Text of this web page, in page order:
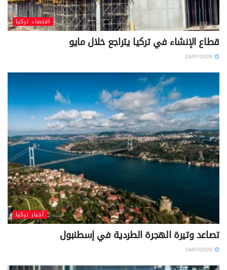
اقتصاد تركيا
قطاع الإنشاء في تركيا يتراجع خلال مايو
أخبار تركيا
تصاعد وتيرة الهجرة الطردية في إسطنبول